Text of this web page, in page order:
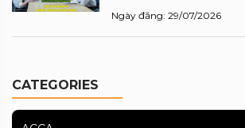
Ngày đăng: 29/07/2026
CATEGORIES